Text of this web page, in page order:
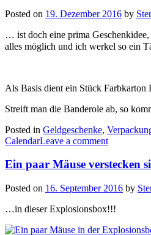
Posted on 19. Dezember 2016 by
… ist doch eine prima
alles möglich und ich werkel so ein
Als Basis dient ein Stück Farbkarton
Streift man die Banderole ab, so
Posted in Geldgeschenke,
CalendarLeave a comment
Ein paar Mäuse verstecken
Posted on 16. September 2016 by
…in dieser Explosionsbox!!!